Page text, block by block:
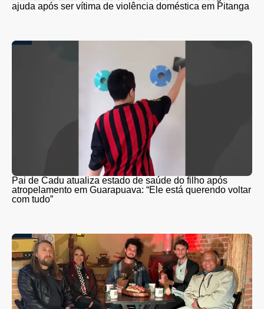
ajuda após ser vítima de violência doméstica em Pitanga
Pai de Cadu atualiza estado de saúde do filho após
atropelamento em Guarapuava: “Ele está querendo voltar
com tudo”